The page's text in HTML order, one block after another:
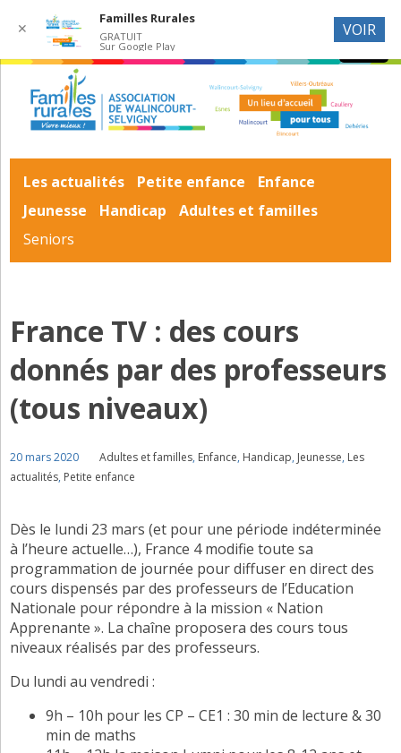
Les actualités Petite enfance
Enfance
Jeunesse
Handicap
Adultes et familles
Seniors
France TV : des cours
donnés par des professeurs
(tous niveaux)
20 mars 2020 Adultes et familles, Enfance, Handicap, Jeunesse, Les
actualités, Petite enfance
Dès le lundi 23 mars (et pour une période indéterminée
à l’heure actuelle…), France 4 modifie toute sa
programmation de journée pour diffuser en direct des
cours dispensés par des professeurs de l’Education
Nationale pour répondre à la mission « Nation
Apprenante ». La chaîne proposera des cours tous
niveaux réalisés par des professeurs.
Du lundi au vendredi :
9h – 10h pour les CP – CE1 : 30 min de lecture & 30
min de maths
✕
Familles Rurales
GRATUIT
Sur Google Play
VOIR